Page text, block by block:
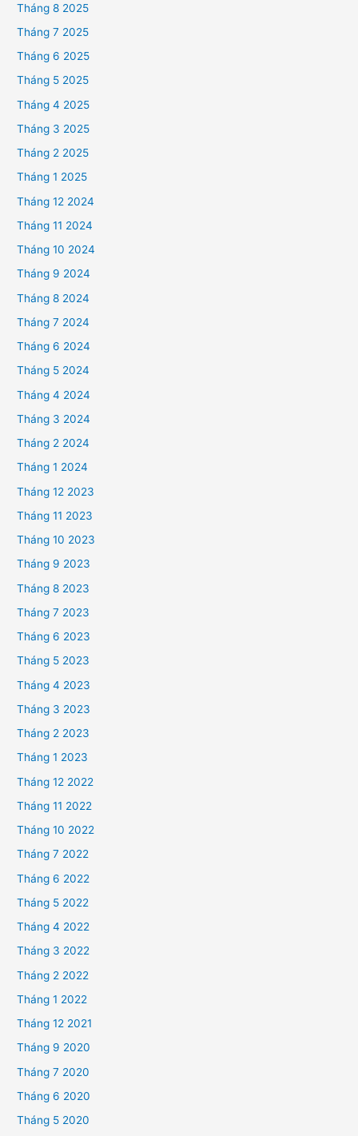
Tháng 8 2025
Tháng 7 2025
Tháng 6 2025
Tháng 5 2025
Tháng 4 2025
Tháng 3 2025
Tháng 2 2025
Tháng 1 2025
Tháng 12 2024
Tháng 11 2024
Tháng 10 2024
Tháng 9 2024
Tháng 8 2024
Tháng 7 2024
Tháng 6 2024
Tháng 5 2024
Tháng 4 2024
Tháng 3 2024
Tháng 2 2024
Tháng 1 2024
Tháng 12 2023
Tháng 11 2023
Tháng 10 2023
Tháng 9 2023
Tháng 8 2023
Tháng 7 2023
Tháng 6 2023
Tháng 5 2023
Tháng 4 2023
Tháng 3 2023
Tháng 2 2023
Tháng 1 2023
Tháng 12 2022
Tháng 11 2022
Tháng 10 2022
Tháng 7 2022
Tháng 6 2022
Tháng 5 2022
Tháng 4 2022
Tháng 3 2022
Tháng 2 2022
Tháng 1 2022
Tháng 12 2021
Tháng 9 2020
Tháng 7 2020
Tháng 6 2020
Tháng 5 2020